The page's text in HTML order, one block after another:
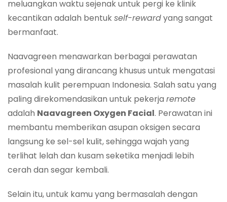
meluangkan waktu sejenak untuk pergi ke klinik
kecantikan adalah bentukself-rewardyang sangat
bermanfaat.
Naavagreen menawarkan berbagai perawatan
profesional yang dirancang khusus untuk mengatasi
masalah kulit perempuan Indonesia. Salah satu yang
paling direkomendasikan untuk pekerja remote
adalah Naavagreen Oxygen Facial. Perawatan ini
membantu memberikan asupan oksigen secara
langsung ke sel-sel kulit, sehingga wajah yang
terlihat lelah dan kusam seketika menjadi lebih
cerah dan segar kembali.
Selain itu, untuk kamu yang bermasalah dengan